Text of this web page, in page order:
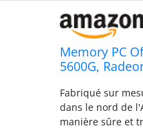
Memory PC
5600G,
Fabriqué sur
dans le nord de
manière sûre et